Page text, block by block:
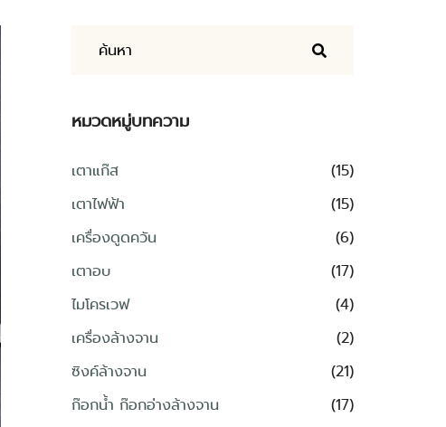
หมวดหมู่บทความ
เตาแก๊ส
(15)
เตาไฟฟ้า
(15)
เครื่องดูดควัน
(6)
เตาอบ
(17)
ไมโครเวฟ
(4)
เครื่องล้างจาน
(2)
ซิงค์ล้างจาน
(21)
ก๊อกน้ำ ก๊อกอ่างล้างจาน
(17)